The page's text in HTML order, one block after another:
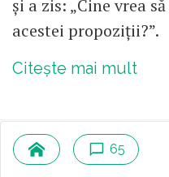
și a zis: „Cine vrea
acestei propoziții?”.
Citește mai mult
Alunița
65